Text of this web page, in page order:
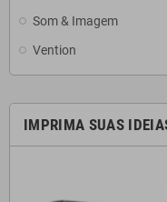
Som & Imagem
Vention
IMPRIMA SUAS